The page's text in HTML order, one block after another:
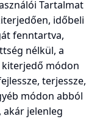
Tartalmat
időbeli
fenntartva,
nélkül, a
kiterjedő módon
terjessze,
módon abból
akár jelenleg